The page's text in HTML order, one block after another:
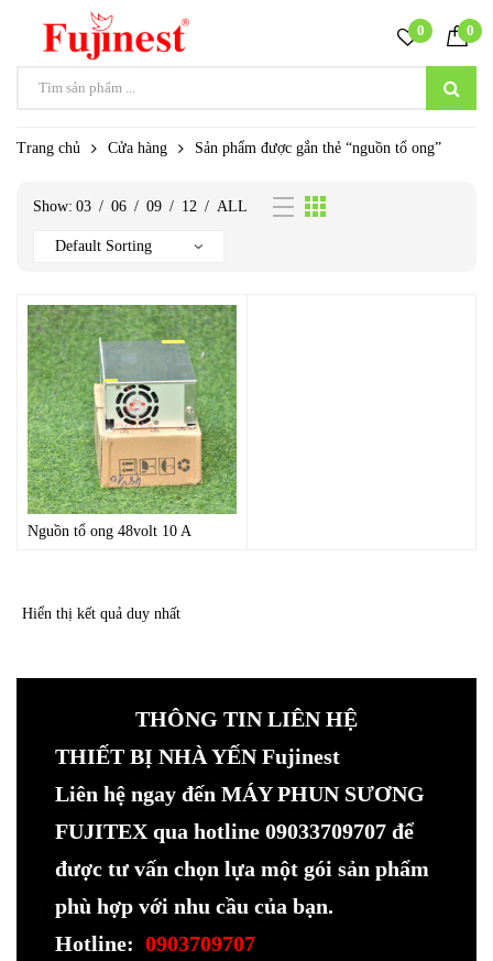
0 0
Trang chủ Cửa hàng Sản phẩm được gắn thẻ “nguồn tổ ong”
Show: 03 / 06 / 09 / 12 / ALL
Nguồn tổ ong 48volt 10 A
Hiển thị kết quả duy nhất
THÔNG TIN LIÊN HỆ
THIẾT BỊ NHÀ YẾN Fujinest
Liên hệ ngay đến MÁY PHUN SƯƠNG
FUJITEX qua hotline 09033709707 để
được tư vấn chọn lựa một gói sản phẩm
phù hợp với nhu cầu của bạn.
Hotline: 0903709707